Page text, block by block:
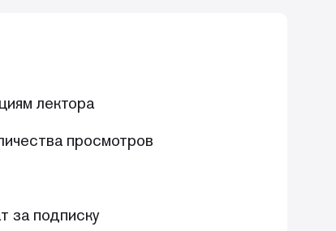
лектора
просмотров
за подписку